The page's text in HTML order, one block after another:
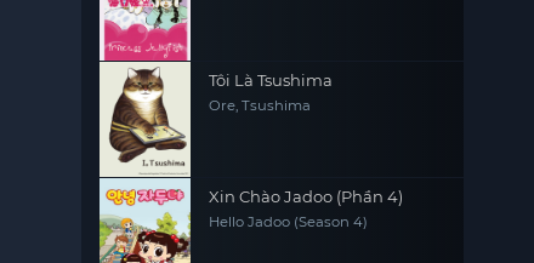
Tôi Là Tsushima
Ore, Tsushima
Xin Chào Jadoo (Phần 4)
Hello Jadoo (Season 4)